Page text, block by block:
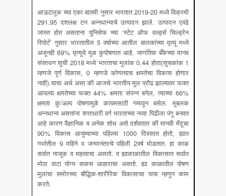
आऊटलूक च्या एका बातमी नुसार भारतात 2019-20 मध्ये विक्रमी
291.95 दशलक्ष टन अन्नधान्याचे उत्पादन झाले. उत्पादन एवढे
जास्त होत असताना युनिसेफ च्या ‘स्टेट ऑफ वर्ल्ड्स चिल्ड्रेन
रिपोर्ट’ नुसार भारतातील 5 वर्षाच्या आतील बालकांच्या मृत्यू मध्ये
अजूनही 69% मृत्यूचे मूळ कुपोषणात आहे. जागतिक बँकेच्या मानव
संसाधन सूची 2018 मध्ये भारताचा मूलांक 0.44 होता(सुचकांक 1
म्हणजे पूर्ण विकास, 0 म्हणजे कोणत्याच क्षमतेचा विकास होणार
नाही).याचा अर्थ असा की आजचे भारतीय मुल प्रौढ झाल्यावर फक्त
आपल्या क्षमतेच्या फक्त 44% क्षमता संपन्न बनेल, त्याच्या 66%
क्षमता कु/अल्प पोषणामुळे कायमसाठी गमावून बसेल. मुबलक
अन्नधान्य असतांना सत्ताधारी वर्ग भारताच्या नव्या पिढीला पंगू बनवत
आहे कारण वैज्ञानिक व अनेक शोध असे दर्शवतात की मानवी मेंदूचा
90% विकास आयुष्याच्या पहिल्या 1000 दिवसात होतो, ह्यात
गर्भातील 9 महिने व जन्मानंतरचे पहिली 2वर्ष मोडतात. हा काळ
सर्वात नाजूक व महत्वाचा असतो. व ह्याकाळातील विकासात सर्वात
मोठा वाटा योग्य सकस आहाराचा असतो. ह्या काळातील पोषण
मुलांचा समोरच्या बौद्धिक-शारीरिक विकासाचा पाया म्हणून काम
करते.